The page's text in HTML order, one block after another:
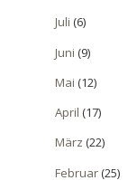
Juli (6)
Juni (9)
Mai (12)
April (17)
März (22)
Februar(25)